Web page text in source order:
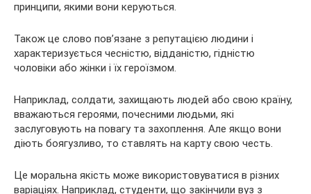
принципи, якими вони керуються.
Також це слово пов’язане з репутацією людини і
характеризується чесністю, відданістю, гідністю
чоловіки або жінки і їх героїзмом.
Наприклад, солдати, захищають людей або свою країну,
вважаються героями, почесними людьми, які
заслуговують на повагу та захоплення. Але якщо вони
діють боягузливо, то ставлять на карту свою честь.
Це моральна якість може використовуватися в різних
варіаціях. Наприклад, студенти, що закінчили вуз з